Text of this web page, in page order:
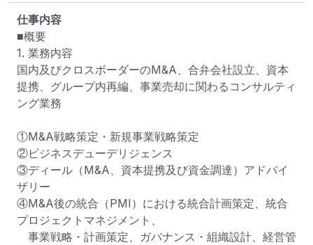
仕事内容
■概要
1. 業務内容
国内及びクロスボーダーのM&A、合弁会社設立、資本
提携、グループ内再編、事業売却に関わるコンサルティ
ング業務
①M&A戦略策定・新規事業戦略策定
②ビジネスデューデリジェンス
③ディール（M&A、資本提携及び資金調達）アドバイ
ザリー
④M&A後の統合（PMI）における統合計画策定、統合
プロジェクトマネジメント、
事業戦略・計画策定、ガバナンス・組織設計、経営管